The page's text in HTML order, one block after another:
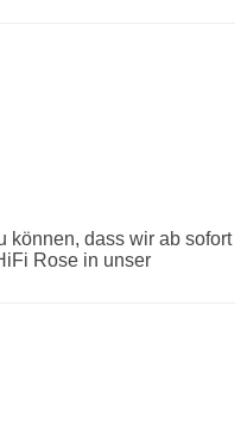
können, dass wir ab sofort
Rose in unser